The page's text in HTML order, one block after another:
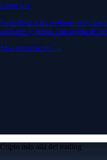
Level Up
Suscríbete a las mejores
acciones y gastos con tarjeta de
Más información →
Cripto más allá del trading